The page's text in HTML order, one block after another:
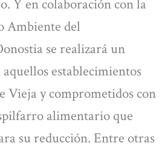
Y en colaboración con la
Ambiente del
se realizará un
establecimientos
Vieja y comprometidos con
alimentario que
su reducción. Entre otras